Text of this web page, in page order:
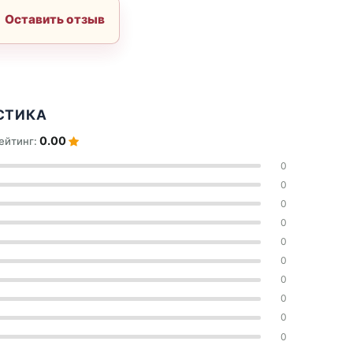
Оставить отзыв
0.00
0
0
0
0
0
0
0
0
0
0